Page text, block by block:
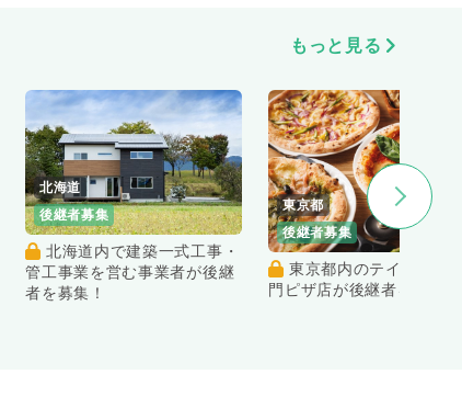
もっと見る
北海道
後継者募集
管工事業を営む事業者が後継
者を募集！
東京都
後継者募集
門ピザ店が後継者を募集！